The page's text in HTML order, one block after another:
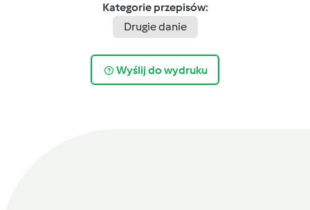
Kategorie przepisów:
Drugie danie
Wyślij do wydruku